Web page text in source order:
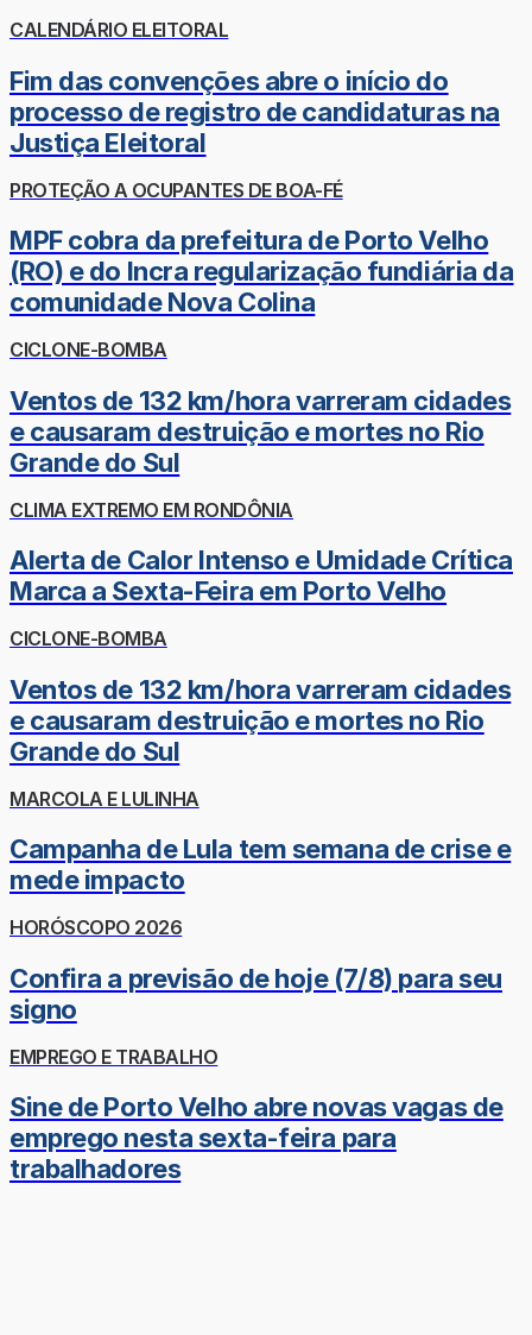
CALENDÁRIO ELEITORAL
Fim das convenções abre o início do
processo de registro de candidaturas na
Justiça Eleitoral
PROTEÇÃO A OCUPANTES DE BOA-FÉ
MPF cobra da prefeitura de Porto Velho
(RO) e do Incra regularização fundiária da
comunidade Nova Colina
CICLONE-BOMBA
Ventos de 132 km/hora varreram cidades
e causaram destruição e mortes no Rio
Grande do Sul
CLIMA EXTREMO EM RONDÔNIA
Alerta de Calor Intenso e Umidade Crítica
Marca a Sexta-Feira em Porto Velho
CICLONE-BOMBA
Ventos de 132 km/hora varreram cidades
e causaram destruição e mortes no Rio
Grande do Sul
MARCOLA E LULINHA
Campanha de Lula tem semana de crise e
mede impacto
HORÓSCOPO 2026
Confira a previsão de hoje (7/8) para seu
signo
EMPREGO E TRABALHO
Sine de Porto Velho abre novas vagas de
emprego nesta sexta-feira para
trabalhadores